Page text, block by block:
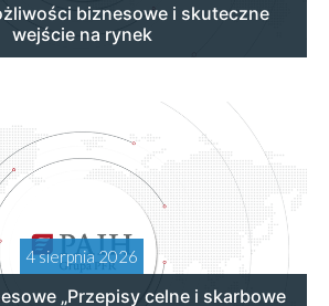
biznesowe i skuteczne
wejście na rynek
4 sierpnia 2026
„Przepisy celne i skarbowe